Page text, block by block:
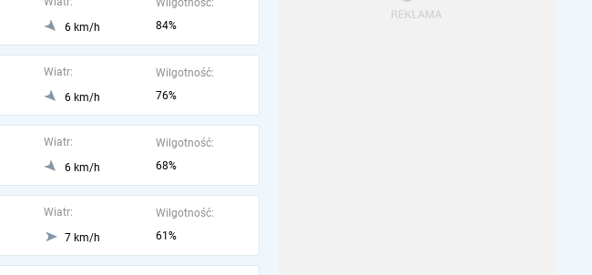
6 km/h
Wilgotność:
84%
Wiatr:
6 km/h
Wilgotność:
76%
Wiatr:
6 km/h
Wilgotność:
68%
Wiatr:
7 km/h
Wilgotność:
61%